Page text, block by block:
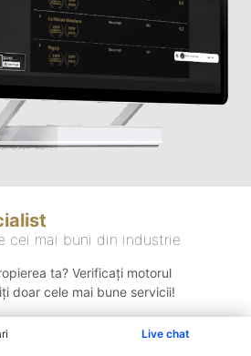
Live chat
cei mai buni din industrie
ta? Verificați motorul
doar cele mai bune servicii!